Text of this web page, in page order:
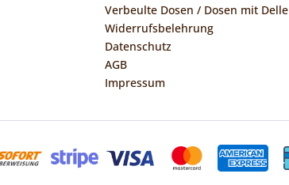
Verbeulte Dosen / Dosen mit Delle
Widerrufsbelehrung
Datenschutz
AGB
Impressum